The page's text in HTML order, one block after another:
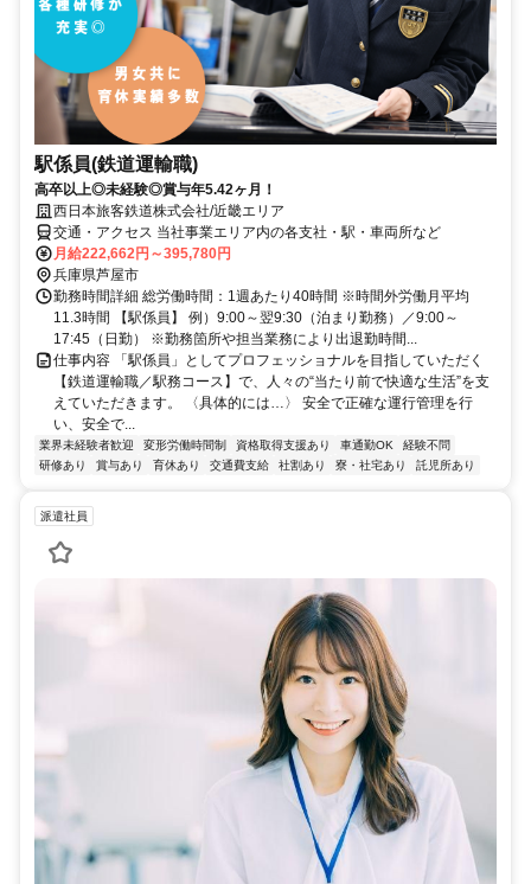
駅係員(鉄道運輸職)
高卒以上◎未経験◎賞与年5.42ヶ月！
西日本旅客鉄道株式会社/近畿エリア
交通・アクセス 当社事業エリア内の各支社・駅・車両所など
月給222,662円～395,780円
兵庫県芦屋市
勤務時間詳細 総労働時間：1週あたり40時間 ※時間外労働月平均
11.3時間 【駅係員】 例）9:00～翌9:30（泊まり勤務）／9:00～
17:45（日勤） ※勤務箇所や担当業務により出退勤時間...
仕事内容 「駅係員」としてプロフェッショナルを目指していただく
【鉄道運輸職／駅務コース】で、人々の“当たり前で快適な生活”を支
えていただきます。 〈具体的には…〉 安全で正確な運行管理を行
い、安全で...
業界未経験者歓迎 変形労働時間制 資格取得支援あり 車通勤OK
経験不問
研修あり
賞与あり 育休あり 交通費支給 社割あり 寮・社宅あり 託児所あり
派遣社員